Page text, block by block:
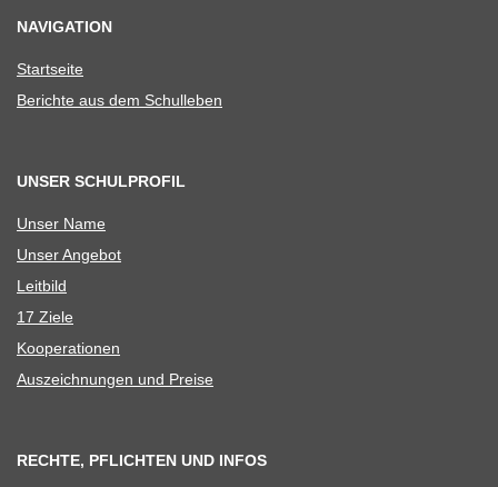
NAVIGATION
Start­seite
Berichte aus dem Schulleben
UNSER SCHULPROFIL
Unser Name
Unser Ange­bot
Leit­bild
17 Ziele
Koope­ra­tio­nen
Aus­zeich­nun­gen und Preise
RECHTE, PFLICHTEN UND INFOS